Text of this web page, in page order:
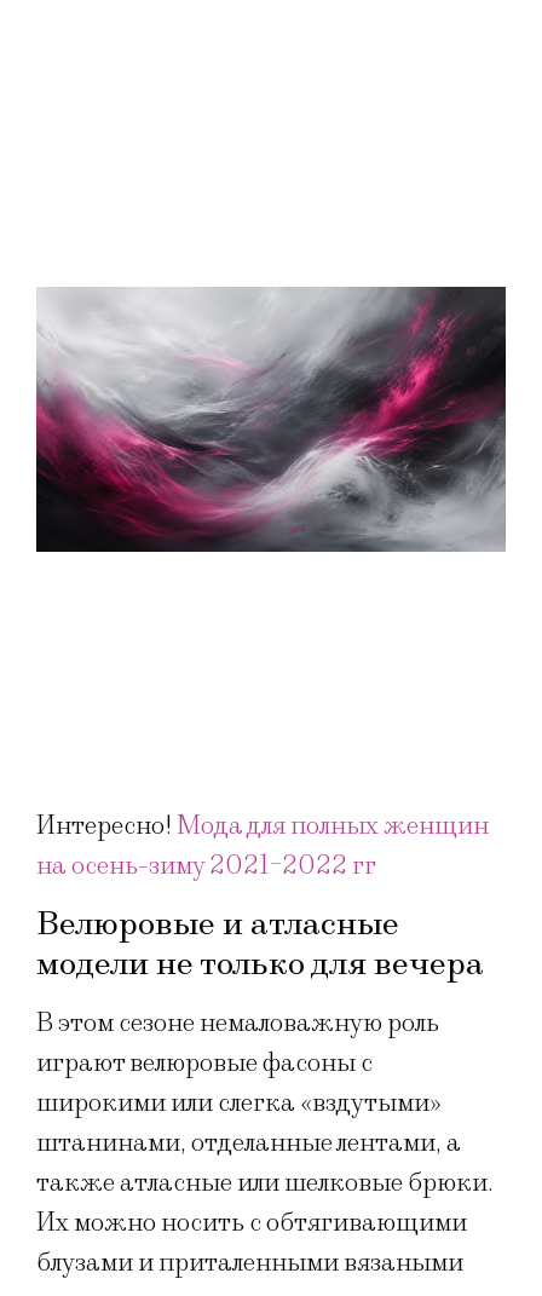
Интересно!Мода для полных женщин
на осень-зиму 2021-2022 гг
Велюровые и атласные
модели не только для вечера
В этом сезоне немаловажную роль
играют велюровые фасоны с
широкими или слегка «вздутыми»
штанинами, отделанные лентами, а
также атласные или шелковые брюки.
Их можно носить с обтягивающими
блузами и приталенными вязаными